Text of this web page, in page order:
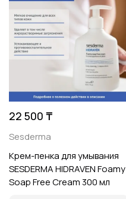
22 500 ₸
Sesderma
Крем-пенка для умывания
SESDERMA HIDRAVEN Foamy
Soap Free Cream 300 мл